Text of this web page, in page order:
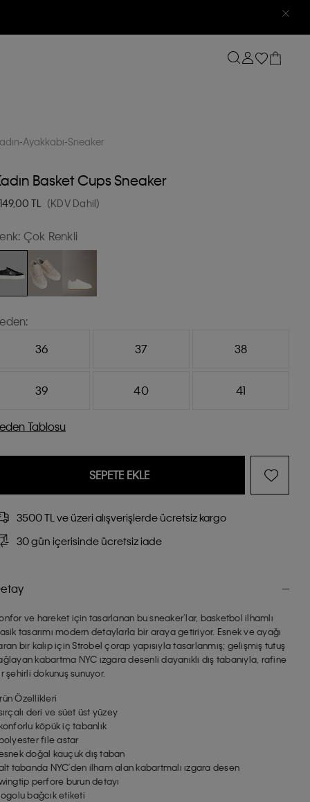
Ayakkabı Sneaker
Basket Cups Sneaker
TL (KDV Dahil)
Çok Renkli
36
37 38
39 40 41
Tablosu
SEPETE EKLE
3500 TL ve üzeri alışverişlerde ücretsiz kargo
30 gün içerisinde ücretsiz iade
ve hareket için tasarlanan bu sneaker’lar, basketbol ilhamlı
tasarımı modern detaylarla bir araya getiriyor. Esnek ve ayağı
bir kalıp için Strobel çorap yapısıyla tasarlanmış; gelişmiş tutuş
kabartma NYC ızgara desenli dayanıklı dış tabanıyla, rafine
şehirli dokunuş sunuyor.
Özellikleri
deri ve süet üst yüzey
köpük iç tabanlık
file astar
doğal kauçuk dış taban
tabanda NYC'den ilham alan kabartmalı ızgara desen
perfore burun detayı
bağcık etiketi